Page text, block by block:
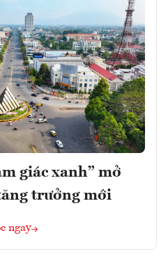
giác xanh” mở
trưởng mới
ngay